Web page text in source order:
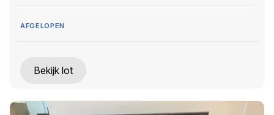
AFGELOPEN
Bekijk lot